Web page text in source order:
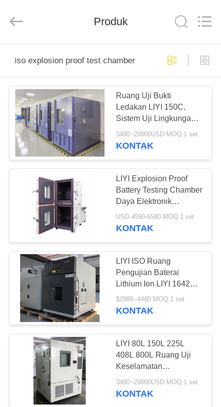
PRODUK
TENTANG
KAMI
TUR
PABRIK
KONTROL
KUALITAS
HUBUNGI
KAMI
PERMINTAAN
PENAWARAN
SITEMAP
PRIVACY
POLICY
Co.,
Reserved.
Produk
iso explosion proof test chamber
Ruang Uji Bukti
Ledakan LIYI 150C,
Sistem Uji Lingkungan
800L
3400~20000USD MOQ:1 set
KONTAK
LIYI Explosion Proof
Battery Testing Chamber
Daya Elektronik
Terdaftar ISO CE
USD 4590-6580 MOQ:1 set
KONTAK
LIYI ISO Ruang
Pengujian Baterai
Lithium Ion LIYI 1642
Hot Abuse Explosion
Proof Oven
$2980--4480 MOQ:1 set
KONTAK
LIYI 80L 150L 225L
408L 800L Ruang Uji
Keselamatan
Lingkungan Baterai
3400~20000USD MOQ:1 set
KONTAK